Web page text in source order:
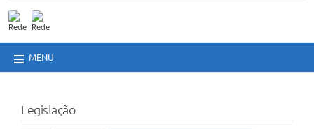
MENU
Legislação